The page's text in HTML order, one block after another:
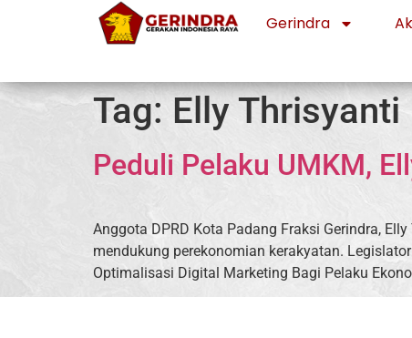
Gerindra
Tag: Elly Thrisyanti
Peduli Pelaku UMKM,
Anggota DPRD Kota Padang Fraksi Gerindra,
mendukung perekonomian kerakyatan.
Optimalisasi Digital Marketing Bagi Pelaku